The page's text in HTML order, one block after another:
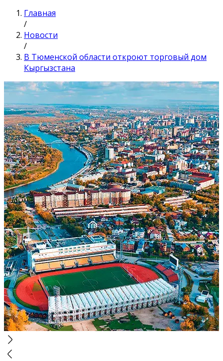
Главная
/
Новости
/
В Тюменской области откроют торговый дом
Кыргызстана